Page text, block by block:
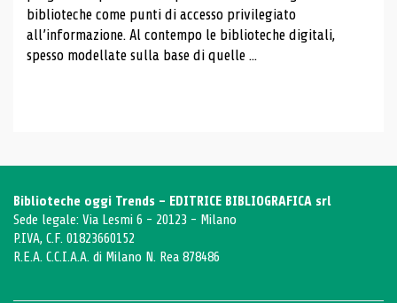
biblioteche come punti di accesso privilegiato
all’informazione. Al contempo le biblioteche digitali,
spesso modellate sulla base di quelle ...
Biblioteche oggi Trends - EDITRICE BIBLIOGRAFICA srl
Sede legale: Via Lesmi 6 - 20123 - Milano
P.IVA, C.F. 01823660152
R.E.A. C.C.I.A.A. di Milano N. Rea 878486